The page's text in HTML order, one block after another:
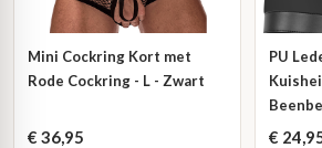
Mini Cockring Kort met
Rode Cockring - L - Zwart
€ 36,95
PU
€